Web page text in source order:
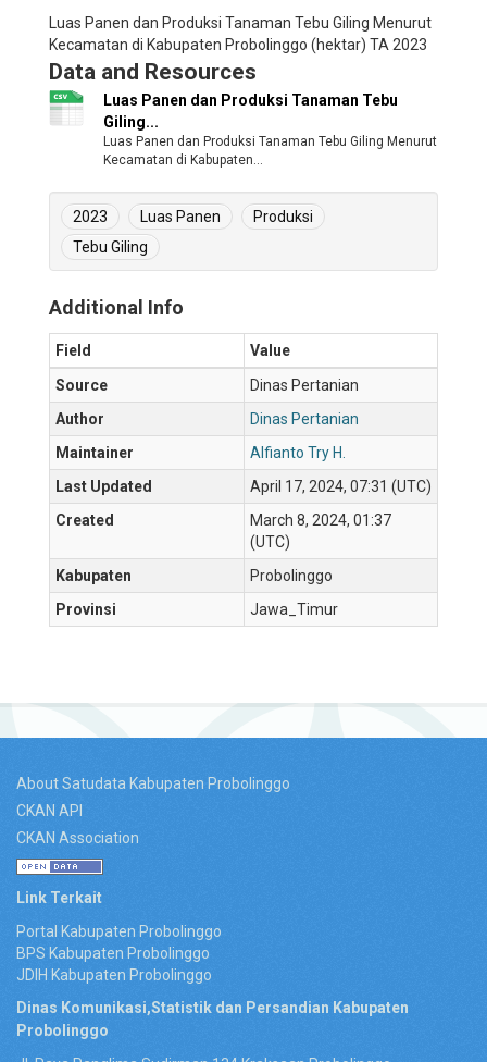
Luas Panen dan Produksi Tanaman Tebu Giling Menurut
Kecamatan di Kabupaten Probolinggo (hektar) TA 2023
Data and Resources
Luas Panen dan Produksi Tanaman Tebu
Giling...
Luas Panen dan Produksi Tanaman Tebu Giling Menurut
Kecamatan di Kabupaten...
2023 Luas Panen
Produksi
Tebu Giling
Additional Info
Field
Value
Source
Dinas Pertanian
Author
Dinas Pertanian
Maintainer
Alfianto Try H.
Last Updated
April 17, 2024, 07:31 (UTC)
Created
March 8, 2024, 01:37
(UTC)
Kabupaten
Probolinggo
Provinsi
Jawa_Timur
About Satudata Kabupaten Probolinggo
CKAN API
CKAN Association
Link Terkait
Portal Kabupaten Probolinggo
BPS Kabupaten Probolinggo
JDIH Kabupaten Probolinggo
Dinas Komunikasi,Statistik dan Persandian Kabupaten
Probolinggo